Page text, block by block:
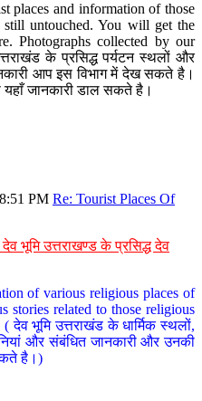
places and information of those
untouched. You will get the
Photographs collected by our
के प्रसिद्ध पर्यटन स्थलों और
आप इस विभाग में देख सकते है।
जानकारी डाल सकते है।
PM Re: Tourist Places Of
भूमि उत्तराखण्ड के प्रसिद्ध देव
of various religious places of
stories related to those religious
देव भूमि उत्तराखंड के धार्मिक स्थलों,
और संबंधित जानकारी और उनकी
है।)